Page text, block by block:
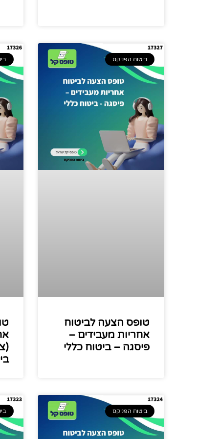
ביטוח הפניקס
טופס הצעה לביטוח
אחריות מעבידים –
פיסגה – ביטוח כללי
ביטוח הפניקס